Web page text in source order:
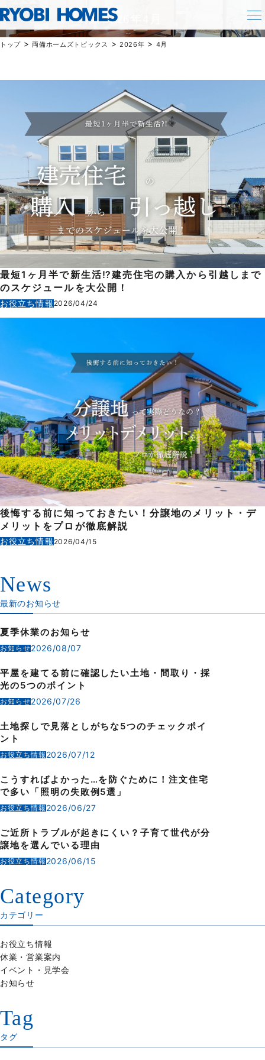
TOPICS
2026年4月
トップ >両備ホームズトピックス > 2026年 > 4月
最短1ヶ月半で新生活⁉建売住宅の購入から引越しまで
のスケジュールを大公開！
お役立ち情報 2026/04/24
後悔する前に知っておきたい！分譲地のメリット・デ
メリットをプロが徹底解説
お役立ち情報 2026/04/15
News
最新のお知らせ
夏季休業のお知らせ
お知らせ2026/08/07
平屋を建てる前に確認したい土地・間取り・採
光の5つのポイント
お知らせ2026/07/26
土地探しで見落としがちな5つのチェックポイ
ント
お役立ち情報2026/07/12
こうすればよかった…を防ぐために！注文住宅
で多い「照明の失敗例5選」
お役立ち情報2026/06/27
ご近所トラブルが起きにくい？子育て世代が分
譲地を選んでいる理由
お役立ち情報2026/06/15
Category
カテゴリー
お役立ち情報
休業・営業案内
イベント・見学会
お知らせ
Tag
タグ